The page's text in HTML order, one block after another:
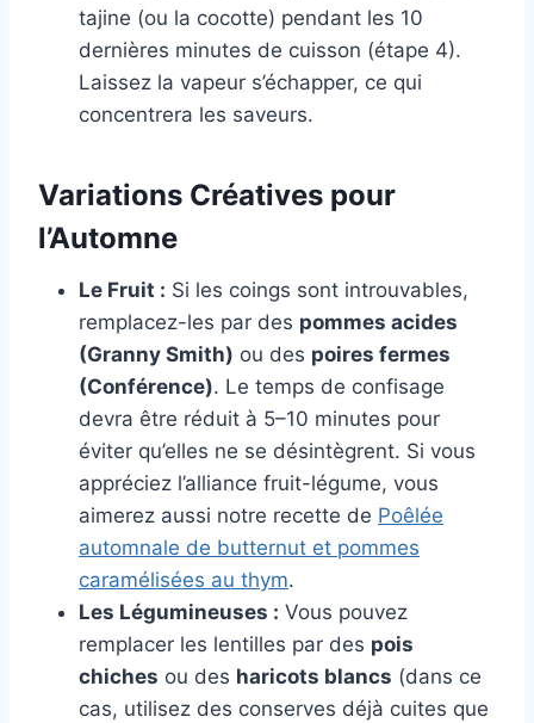
tajine (ou la cocotte) pendant les 10
dernières minutes de cuisson (étape 4).
Laissez la vapeur s’échapper, ce qui
concentrera les saveurs.
Variations Créatives pour
l’Automne
Le Fruit : Si les coings sont introuvables,
remplacez-les par des pommes acides
(Granny Smith) ou des poires fermes
(Conférence). Le temps de confisage
devra être réduit à 5–10 minutes pour
éviter qu’elles ne se désintègrent. Si vous
appréciez l’alliance fruit-légume, vous
aimerez aussi notre recette de Poêlée
automnale de butternut et pommes
caramélisées au thym.
Les Légumineuses : Vous pouvez
remplacer les lentilles par des pois
chiches ou des haricots blancs (dans ce
cas, utilisez des conserves déjà cuites que